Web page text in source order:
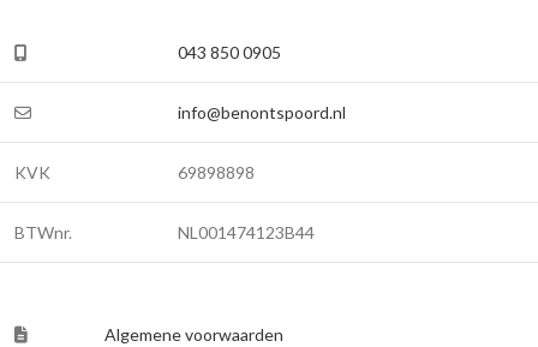
043 850 0905
info@benontspoord.nl
KVK 69898898
BTWnr. NL001474123B44
Algemene voorwaarden